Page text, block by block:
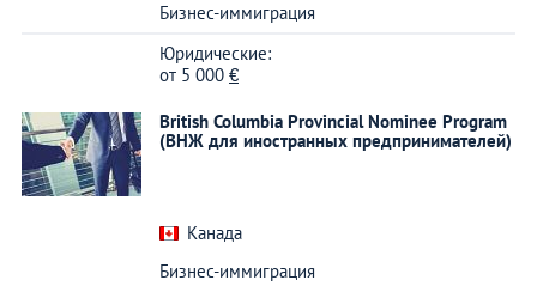
Бизнес-иммиграция
Юридические:
от 5 000 €
British Columbia Provincial Nominee Program
(ВНЖ для иностранных предпринимателей)
Канада
Бизнес-иммиграция